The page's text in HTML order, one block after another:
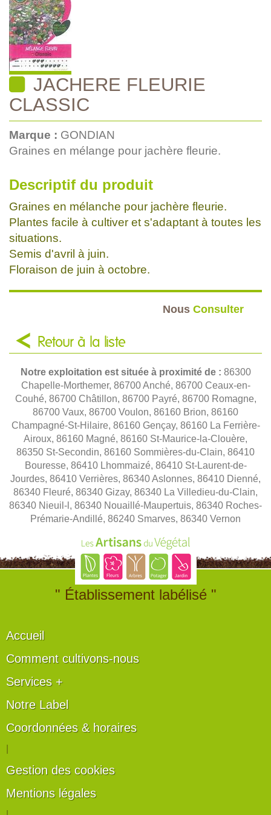
JACHERE FLEURIE
CLASSIC
Marque : GONDIAN
Graines en mélange pour jachère fleurie.
Descriptif du produit
Graines en mélanche pour jachère fleurie.
Plantes facile à cultiver et s'adaptant à toutes les
situations.
Semis d'avril à juin.
Floraison de juin à octobre.
Nous Consulter
Retour à la liste
Notre exploitation est située à proximité de : 86300
Chapelle-Morthemer, 86700 Anché, 86700 Ceaux-en-
Couhé, 86700 Châtillon, 86700 Payré, 86700 Romagne,
86700 Vaux, 86700 Voulon, 86160 Brion, 86160
Champagné-St-Hilaire, 86160 Gençay, 86160 La Ferrière-
Airoux, 86160 Magné, 86160 St-Maurice-la-Clouère,
86350 St-Secondin, 86160 Sommières-du-Clain, 86410
Bouresse, 86410 Lhommaizé, 86410 St-Laurent-de-
Jourdes, 86410 Verrières, 86340 Aslonnes, 86410 Dienné,
86340 Fleuré, 86340 Gizay, 86340 La Villedieu-du-Clain,
86340 Nieuil-l, 86340 Nouaillé-Maupertuis, 86340 Roches-
Prémarie-Andillé, 86240 Smarves, 86340 Vernon
" Établissement labélisé "
Accueil
Comment cultivons-nous
Services +
Notre Label
Coordonnées & horaires
Gestion des cookies
Mentions légales